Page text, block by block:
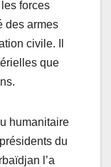
forces
des armes
civile. Il
que
humanitaire
du
l’a